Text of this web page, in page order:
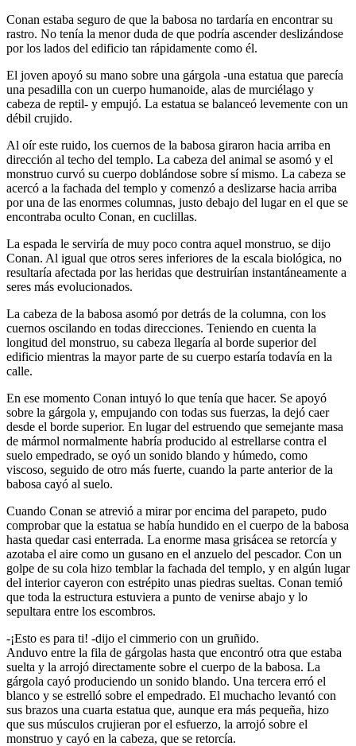
Conan estaba seguro de que la babosa no tardaría en encontrar su
rastro. No tenía la menor duda de que podría ascender deslizándose
por los lados del edificio tan rápidamente como él.
El joven apoyó su mano sobre una gárgola -una estatua que parecía
una pesadilla con un cuerpo humanoide, alas de murciélago y
cabeza de reptil- y empujó. La estatua se balanceó levemente con un
débil crujido.
Al oír este ruido, los cuernos de la babosa giraron hacia arriba en
dirección al techo del templo. La cabeza del animal se asomó y el
monstruo curvó su cuerpo doblándose sobre sí mismo. La cabeza se
acercó a la fachada del templo y comenzó a deslizarse hacia arriba
por una de las enormes columnas, justo debajo del lugar en el que se
encontraba oculto Conan, en cuclillas.
La espada le serviría de muy poco contra aquel monstruo, se dijo
Conan. Al igual que otros seres inferiores de la escala biológica, no
resultaría afectada por las heridas que destruirían instantáneamente a
seres más evolucionados.
La cabeza de la babosa asomó por detrás de la columna, con los
cuernos oscilando en todas direcciones. Teniendo en cuenta la
longitud del monstruo, su cabeza llegaría al borde superior del
edificio mientras la mayor parte de su cuerpo estaría todavía en la
calle.
En ese momento Conan intuyó lo que tenía que hacer. Se apoyó
sobre la gárgola y, empujando con todas sus fuerzas, la dejó caer
desde el borde superior. En lugar del estruendo que semejante masa
de mármol normalmente habría producido al estrellarse contra el
suelo empedrado, se oyó un sonido blando y húmedo, como
viscoso, seguido de otro más fuerte, cuando la parte anterior de la
babosa cayó al suelo.
Cuando Conan se atrevió a mirar por encima del parapeto, pudo
comprobar que la estatua se había hundido en el cuerpo de la babosa
hasta quedar casi enterrada. La enorme masa grisácea se retorcía y
azotaba el aire como un gusano en el anzuelo del pescador. Con un
golpe de su cola hizo temblar la fachada del templo, y en algún lugar
del interior cayeron con estrépito unas piedras sueltas. Conan temió
que toda la estructura estuviera a punto de venirse abajo y lo
sepultara entre los escombros.
-¡Esto es para ti! -dijo el cimmerio con un gruñido.
Anduvo entre la fila de gárgolas hasta que encontró otra que estaba
suelta y la arrojó directamente sobre el cuerpo de la babosa. La
gárgola cayó produciendo un sonido blando. Una tercera erró el
blanco y se estrelló sobre el empedrado. El muchacho levantó con
sus brazos una cuarta estatua que, aunque era más pequeña, hizo
que sus músculos crujieran por el esfuerzo, la arrojó sobre el
monstruo y cayó en la cabeza, que se retorcía.